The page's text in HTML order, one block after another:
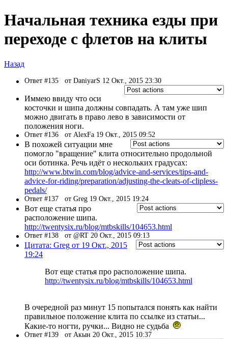
Начальная техника езды при
переходе с флетов на клиты
Назад
Ответ #135 от DaniyarS 12 Окт., 2015 23:30
Иммею ввиду что оси
косточки и шипа должны совпадать. А там уже шип
можно двигать в право лево в зависимости от
положения ноги.
Ответ #136 от AlexFa 19 Окт., 2015 09:52
В похожей ситуации мне
помогло "вращение" клита относительно продольной
оси ботинка. Речь идёт о нескольких градусах:
http://www.btwin.com/blog/advice-and-services/tips-and-
advice-for-riding/preparation/adjusting-the-cleats-of-clipless-
pedals/
Ответ #137 от Greg 19 Окт., 2015 19:24
Вот еще статья про
расположение шипа.
http://twentysix.ru/blog/mtbskills/104653.html
Ответ #138 от @RT 20 Окт., 2015 09:13
Цитата: Greg от 19 Окт., 2015
19:24
Вот еще статья про расположение шипа.
http://twentysix.ru/blog/mtbskills/104653.html
В очередной раз минут 15 попытался понять как найти
правильное положение клита по ссылке из статьи...
Какие-то ногти, ручки... Видно не судьба
Ответ #139 от Акын 20 Окт., 2015 10:37